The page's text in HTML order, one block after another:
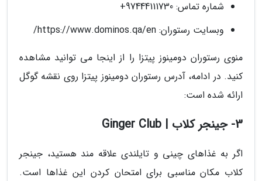
شماره تماس: 97444111730+
وبسایت رستوران: https://www.dominos.qa/en/
منوی رستوران دومینوز پیتزا را از اینجا می توانید مشاهده
کنید. در ادامه، آدرس رستوران دومینوز پیتزا روی نقشه گوگل
ارائه شده است:
3- جینجر کلاب | Ginger Club
اگر به غذاهای چینی و تایلندی علاقه مند هستید، جینجر
کلاب مکان مناسبی برای امتحان کردن این غذاها است.